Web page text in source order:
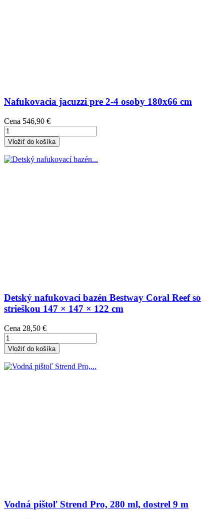
Nafukovacia jacuzzi pre 2-4 osoby 180x66 cm
Cena 546,90 €
Vložiť do košíka
Detský nafukovací bazén Bestway Coral Reef so
strieškou 147 × 147 × 122 cm
Cena 28,50 €
Vložiť do košíka
Vodná pištoľ Strend Pro, 280 ml, dostrel 9 m